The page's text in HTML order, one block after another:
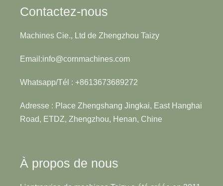
Contactez-nous
Machines Cie., Ltd de Zhengzhou Taizy
Email:info@cornmachines.com
Whatsapp/Tél : +8613673689272
Adresse : Place Zhengshang Jingkai, East Hanghai
Road, ETDZ, Zhengzhou, Henan, Chine
À propos de nous